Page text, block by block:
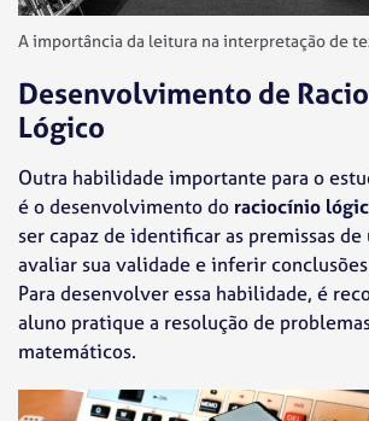
A importância da leitura na interpretação de
Desenvolvimento de
Lógico
Outra habilidade importante para o
é o desenvolvimento do raciocínio
ser capaz de identificar as premissas
avaliar sua validade e inferir
Para desenvolver essa habilidade, é
aluno pratique a resolução de
matemáticos.